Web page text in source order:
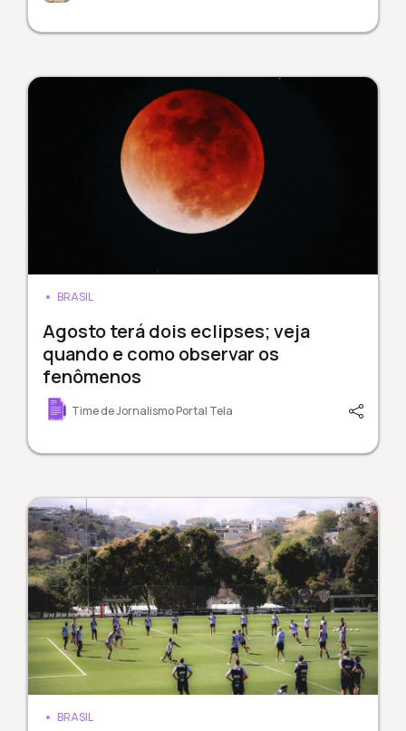
BRASIL
Agosto terá dois eclipses; veja
quando e como observar os
fenômenos
Time de Jornalismo Portal Tela
BRASIL